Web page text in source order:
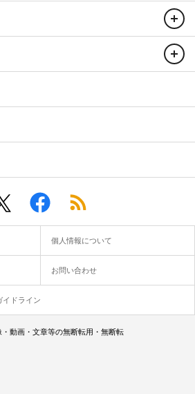
個人情報について
お問い合わせ
イドライン
動画・文章等の無断転用・無断転